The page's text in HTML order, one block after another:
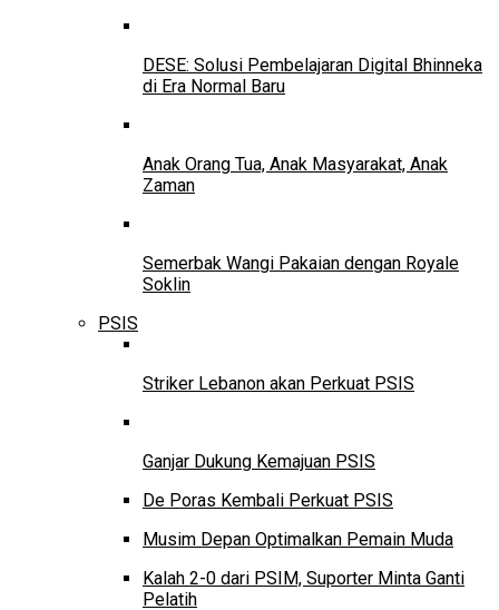
DESE: Solusi Pembelajaran Digital Bhinneka
di Era Normal Baru
Anak Orang Tua, Anak Masyarakat, Anak
Zaman
Semerbak Wangi Pakaian dengan Royale
Soklin
PSIS
Striker Lebanon akan Perkuat PSIS
Ganjar Dukung Kemajuan PSIS
De Poras Kembali Perkuat PSIS
Musim Depan Optimalkan Pemain Muda
Kalah 2-0 dari PSIM, Suporter Minta Ganti
Pelatih